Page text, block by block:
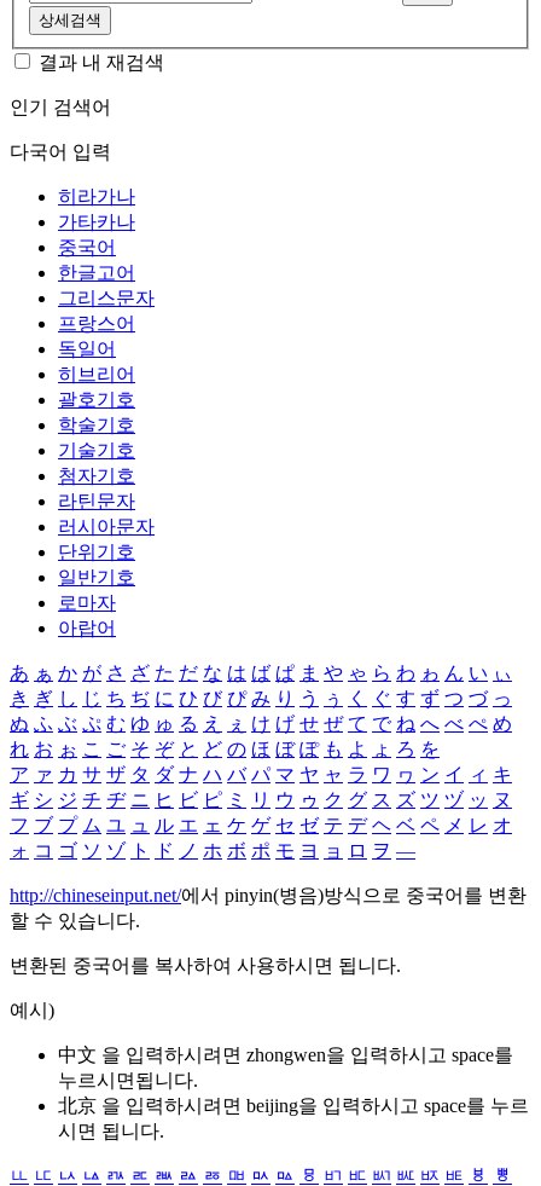
상세검색
결과 내 재검색
인기 검색어
다국어 입력
히라가나
가타카나
중국어
한글고어
그리스문자
프랑스어
독일어
히브리어
괄호기호
학술기호
기술기호
첨자기호
라틴문자
러시아문자
단위기호
일반기호
로마자
아랍어
あ ぁ か が さ ざ た だ な は ば ぱ ま や ゃ ら わ ゎ ん い ぃ
き ぎ し じ ち ぢ に ひ び ぴ み り う ぅ く ぐ す ず つ づ っ
ぬ ふ ぶ ぷ む ゆ ゅ る え ぇ け げ せ ぜ て で ね へ べ ぺ め
れ お ぉ こ ご そ ぞ と ど の ほ ぼ ぽ も よ ょ ろ を
ア ァ カ サ ザ タ ダ ナ ハ バ パ マ ヤ ャ ラ ワ ヮ ン イ ィ キ
ギ シ ジ チ ヂ ニ ヒ ビ ピ ミ リ ウ ゥ ク グ ス ズ ツ ヅ ッ ヌ
フ ブ プ ム ユ ュ ル エ ェ ケ ゲ セ ゼ テ デ ヘ ベ ペ メ レ オ
ォ コ ゴ ソ ゾ ト ド ノ ホ ボ ポ モ ヨ ョ ロ ヲ ―
http://chineseinput.net/에서 pinyin(병음)방식으로 중국어를 변환
할 수 있습니다.
변환된 중국어를 복사하여 사용하시면 됩니다.
예시)
中文 을 입력하시려면 zhongwen을 입력하시고 space를
누르시면됩니다.
北京 을 입력하시려면 beijing을 입력하시고 space를 누르
시면 됩니다.
ㅥ ㅦ ㅧ ㅨ ㅩ ㅪ ㅫ ㅬ ㅭ ㅮ ㅯ ㅰ ㅱ ㅲ ㅳ ㅴ ㅵ ㅶ ㅷ ㅸ
ㅹ